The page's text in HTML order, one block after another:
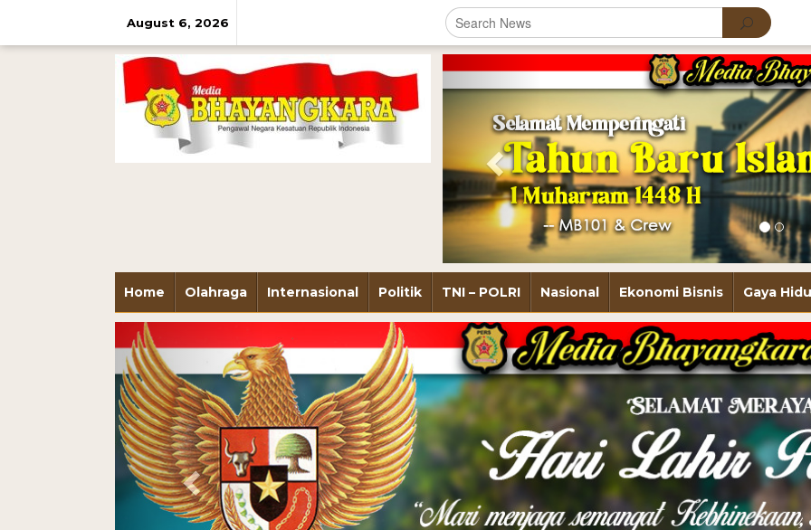
August 6, 2026
Previous
Home Olahraga Internasional Politik TNI – POLRI Nasional Ekonomi Bisnis Gaya